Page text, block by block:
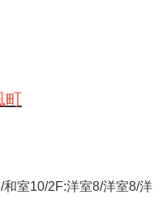
町
和室10/2F:洋室8/洋室8/洋